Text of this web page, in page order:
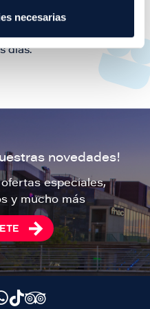
necesarias
los próximos eventos en
consultar todos los que
días.
novedades!
especiales,
y mucho más